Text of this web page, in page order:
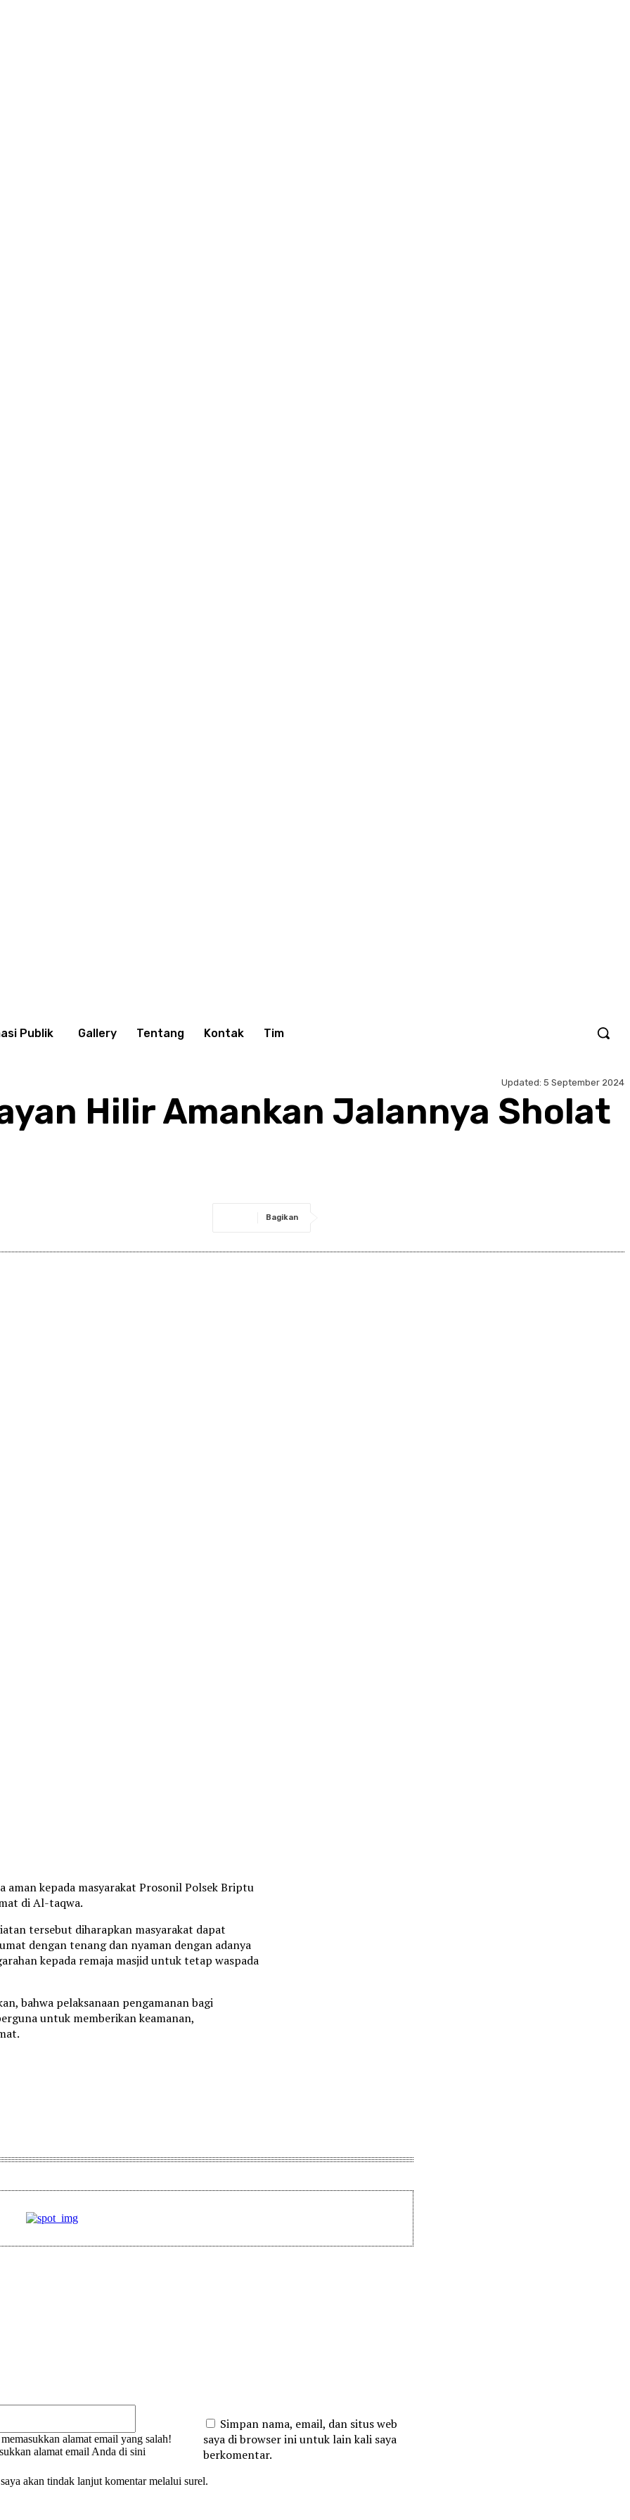
Publik Gallery Tentang Kontak Tim
Updated: 5 September 2024
Hilir Amankan Jalannya Sholat
Bagikan
aman kepada masyarakat Prosonil Polsek Briptu
di Al-taqwa.
tersebut diharapkan masyarakat dapat
dengan tenang dan nyaman dengan adanya
kepada remaja masjid untuk tetap waspada
bahwa pelaksanaan pengamanan bagi
untuk memberikan keamanan,
alamat email yang salah!
alamat email Anda di sini
Simpan nama, email, dan situs web
saya di browser ini untuk lain kali saya
berkomentar.
akan tindak lanjut komentar melalui surel.